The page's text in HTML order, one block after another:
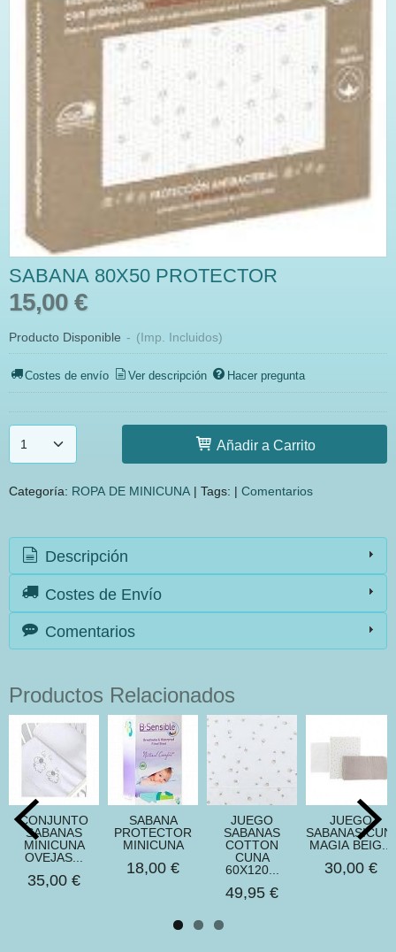
SABANA 80X50 PROTECTOR
15,00 €
Producto Disponible - (Imp. Incluidos)
Costes de envío Ver descripción Hacer pregunta
Añadir a Carrito
Categoría: ROPA DE MINICUNA | Tags: | Comentarios
Descripción
Costes de Envío
Comentarios
Productos Relacionados
CONJUNTO
SABANAS
MINICUNA
OVEJAS...
35,00 €
SABANA
PROTECTOR
MINICUNA
18,00 €
JUEGO
SABANAS
COTTON
CUNA
60X120...
49,95 €
JUEGO
MAGIA BEIG...
30,00 €